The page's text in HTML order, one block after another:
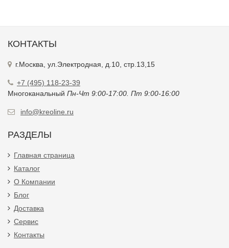
КОНТАКТЫ
г.Москва, ул.Электродная, д.10, стр.13,15
+7 (495) 118-23-39
Многоканальный Пн-Чт 9:00-17:00. Пт 9:00-16:00
info@kreoline.ru
РАЗДЕЛЫ
Главная страница
Каталог
О Компании
Блог
Доставка
Сервис
Контакты